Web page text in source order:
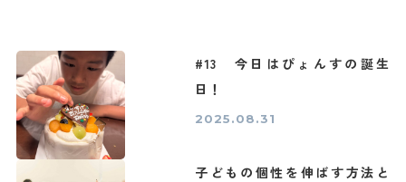
#13 今日はぴょんすの誕生
日！
2025.08.31
子どもの個性を伸ばす方法と